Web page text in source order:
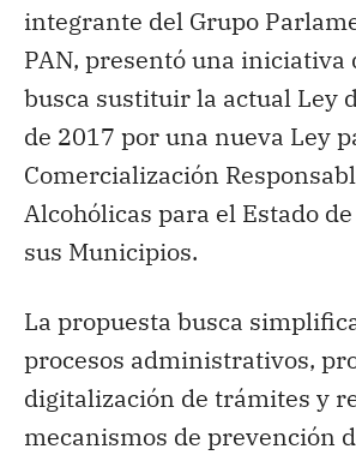
integrante del Grupo
PAN, presentó una iniciativa
busca sustituir la actual Ley
de 2017 por una nueva Ley
Comercialización
Alcohólicas para el Estado
sus Municipios.
La propuesta busca
procesos administrativos,
digitalización de trámites y
mecanismos de prevención